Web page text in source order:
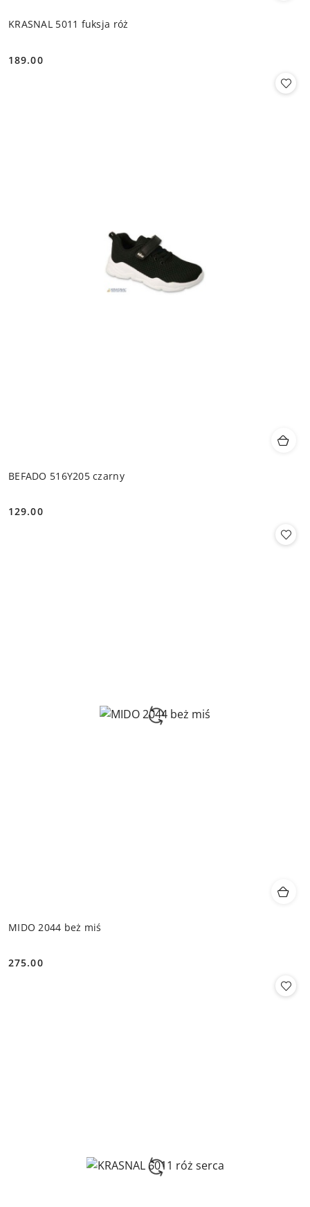
KRASNAL 5011 fuksja róż
Cena:
189.00
BEFADO 516Y205 czarny
Cena:
129.00
MIDO 2044 beż miś
Cena:
275.00